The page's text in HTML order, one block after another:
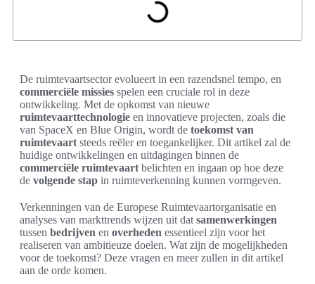
De ruimtevaartsector evolueert in een razendsnel tempo, en
commerciële missies spelen een cruciale rol in deze
ontwikkeling. Met de opkomst van nieuwe
ruimtevaarttechnologie en innovatieve projecten, zoals die
van SpaceX en Blue Origin, wordt de toekomst van
ruimtevaart steeds reëler en toegankelijker. Dit artikel zal de
huidige ontwikkelingen en uitdagingen binnen de
commerciële ruimtevaart belichten en ingaan op hoe deze
de volgende stap in ruimteverkenning kunnen vormgeven.
Verkenningen van de Europese Ruimtevaartorganisatie en
analyses van markttrends wijzen uit dat samenwerkingen
tussen bedrijven en overheden essentieel zijn voor het
realiseren van ambitieuze doelen. Wat zijn de mogelijkheden
voor de toekomst? Deze vragen en meer zullen in dit artikel
aan de orde komen.